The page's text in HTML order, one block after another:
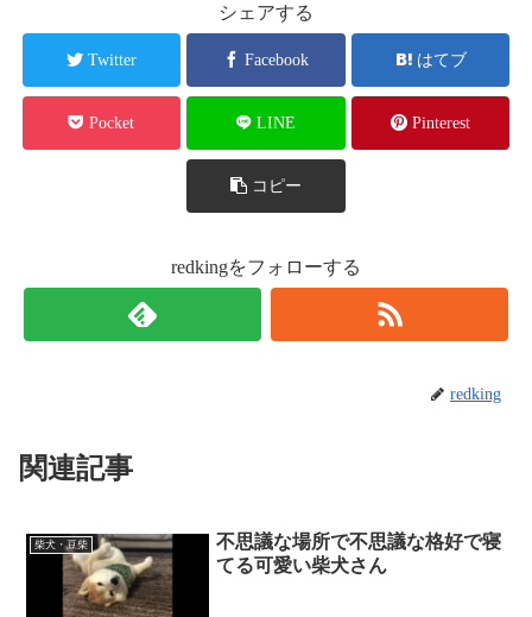
シェアする
Twitter Facebook はてブ
Pocket LINE Pinterest
コピー
redkingをフォローする
redking
関連記事
柴犬・豆柴
不思議な場所で不思議な格好で寝
てる可愛い柴犬さん